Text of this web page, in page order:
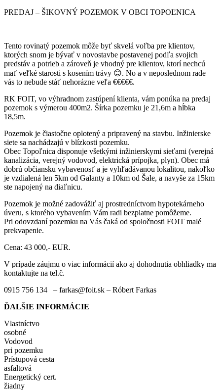
PREDAJ – ŠIKOVNÝ POZEMOK V OBCI TOPOĽNICA
Tento rovinatý pozemok môže byť skvelá voľba pre klientov,
ktorých snom je bývať v novostavbe postavenej podľa svojich
predstáv a potrieb a zároveň je vhodný pre klientov, ktorí nechcú
mať veľké starosti s kosením trávy 😊. No a v neposlednom rade
vás to nebude stáť nehorázne veľa €€€€€.
RK FOIT, vo výhradnom zastúpení klienta, vám ponúka na predaj
pozemok s výmerou 400m2. Šírka pozemku je 21,6m a hĺbka
18,5m.
Pozemok je čiastočne oplotený a pripravený na stavbu. Inžinierske
siete sa nachádzajú v blízkosti pozemku.
Obec Topoľnica disponuje všetkými inžinierskymi sieťami (verejná
kanalizácia, verejný vodovod, elektrická prípojka, plyn). Obec má
dobrú občiansku vybavenosť a je vyhľadávanou lokalitou, nakoľko
je vzdialená len 5km od Galanty a 10km od Šale, a navyše za 15km
ste napojený na diaľnicu.
Pozemok je možné zadovážiť aj prostredníctvom hypotekárneho
úveru, s ktorého vybavením Vám radi bezplatne pomôžeme.
Pri odovzdaní pozemku na Vás čaká od spoločnosti FOIT malé
prekvapenie.
Cena: 43 000,- EUR.
V prípade záujmu o viac informácií ako aj dohodnutia obhliadky ma
kontaktujte na tel.č.
0915 756 134 – farkas@foit.sk – Róbert Farkas
ĎALŠIE INFORMÁCIE
Vlastníctvo
osobné
Vodovod
pri pozemku
Prístupová cesta
asfaltová
Energetický cert.
žiadny